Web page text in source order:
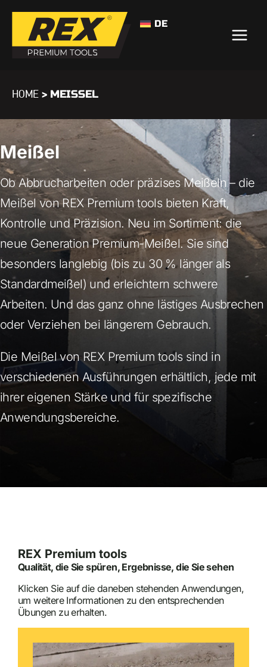
DE
HOME > MEISSEL
Meißel
Ob Abbrucharbeiten oder präzises Meißeln – die
Meißel von REX Premium tools bieten Kraft,
Kontrolle und Präzision. Neu im Sortiment: die
neue Generation Premium-Meißel. Sie sind
besonders langlebig (bis zu 30 % länger als
Standardmeißel) und erleichtern schwere
Arbeiten. Und das ganz ohne lästiges Ausbrechen
oder Verziehen bei längerem Gebrauch.
Die Meißel von REX Premium tools sind in
verschiedenen Ausführungen erhältlich, jede mit
ihrer eigenen Stärke und für spezifische
Anwendungsbereiche.
REX Premium tools
Qualität, die Sie spüren, Ergebnisse, die Sie sehen
Klicken Sie auf die daneben stehenden Anwendungen,
um weitere Informationen zu den entsprechenden
Übungen zu erhalten.